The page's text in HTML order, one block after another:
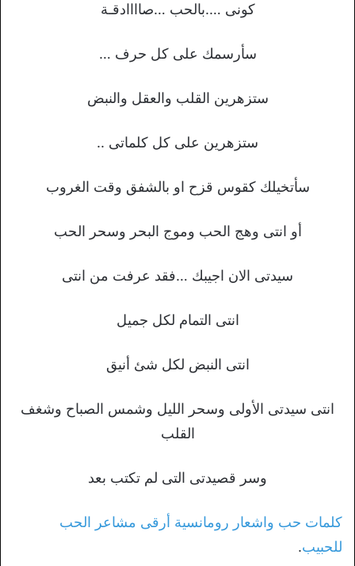
كونى ….بالحب …صاااادقـة
سأرسمك على كل حرف …
ستزهرين القلب والعقل والنبض
ستزهرين على كل كلماتى ..
سأتخيلك كقوس قزح او بالشفق وقت الغروب
أو انتى وهج الحب وموج البحر وسحر الحب
سيدتى الان اجيبك …فقد عرفت من انتى
انتى التمام لكل جميل
انتى النبض لكل شئ أنيق
انتى سيدتى الأولى وسحر الليل وشمس الصباح وشغف
القلب
وسر قصيدتى التى لم تكتب بعد
كلمات حب واشعار رومانسية أرقى مشاعر الحب
للحبيب.